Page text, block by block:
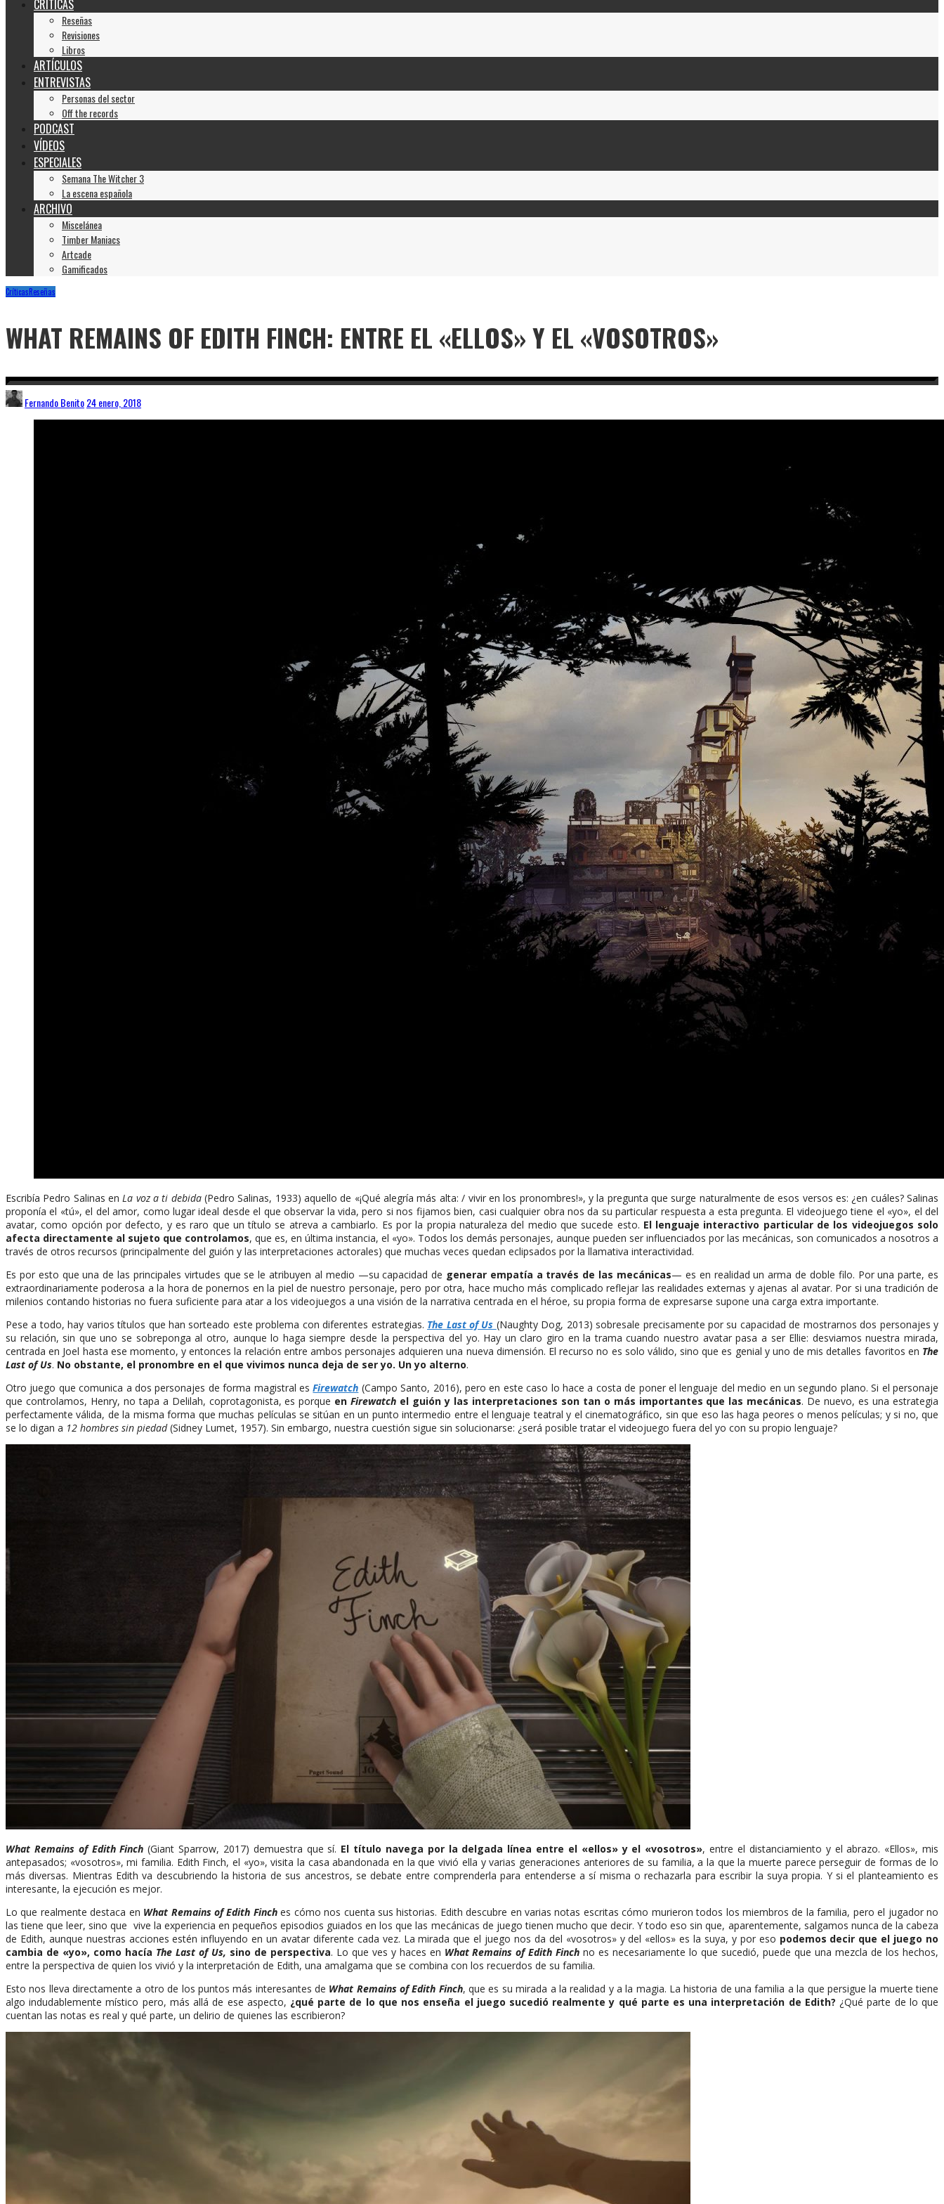
CRÍTICAS
Reseñas
Revisiones
Libros
ARTÍCULOS
ENTREVISTAS
Personas del sector
Off the records
PODCAST
VÍDEOS
ESPECIALES
Semana The Witcher 3
La escena española
ARCHIVO
Miscelánea
Timber Maniacs
Artcade
Gamificados
CríticasReseñas
WHAT REMAINS OF EDITH FINCH: ENTRE EL «ELLOS» Y EL «VOSOTROS»
Fernando Benito24 enero, 2018
Escribía Pedro Salinas en La voz a ti debida(Pedro Salinas, 1933) aquello de «¡Qué alegría más alta: / vivir en los pronombres!», y la pregunta que surge naturalmente de esos versos es: ¿en cuáles? Salinas
proponía el «tú», el del amor, como lugar ideal desde el que observar la vida, pero si nos fijamos bien, casi cualquier obra nos da su particular respuesta a esta pregunta. El videojuego tiene el «yo», el del
avatar, como opción por defecto, y es raro que un título se atreva a cambiarlo. Es por la propia naturaleza del medio que sucede esto. El lenguaje interactivo particular de los videojuegos solo
afecta directamente al sujeto que controlamos, que es, en última instancia, el «yo». Todos los demás personajes, aunque pueden ser influenciados por las mecánicas, son comunicados a nosotros a
través de otros recursos (principalmente del guión y las interpretaciones actorales) que muchas veces quedan eclipsados por la llamativa interactividad.
Es por esto que una de las principales virtudes que se le atribuyen al medio —su capacidad de generar empatía a través de las mecánicas— es en realidad un arma de doble filo. Por una parte, es
extraordinariamente poderosa a la hora de ponernos en la piel de nuestro personaje, pero por otra, hace mucho más complicado reflejar las realidades externas y ajenas al avatar. Por si una tradición de
milenios contando historias no fuera suficiente para atar a los videojuegos a una visión de la narrativa centrada en el héroe, su propia forma de expresarse supone una carga extra importante.
Pese a todo, hay varios títulos que han sorteado este problema con diferentes estrategias. The Last of Us (Naughty Dog, 2013) sobresale precisamente por su capacidad de mostrarnos dos personajes y
su relación, sin que uno se sobreponga al otro, aunque lo haga siempre desde la perspectiva del yo. Hay un claro giro en la trama cuando nuestro avatar pasa a ser Ellie: desviamos nuestra mirada,
centrada en Joel hasta ese momento, y entonces la relación entre ambos personajes adquieren una nueva dimensión. El recurso no es solo válido, sino que es genial y uno de mis detalles favoritos en The
Last of Us. No obstante, el pronombre en el que vivimos nunca deja de ser yo. Un yo alterno.
Otro juego que comunica a dos personajes de forma magistral esFirewatch (Campo Santo, 2016), pero en este caso lo hace a costa de poner el lenguaje del medio en un segundo plano. Si el personaje
que controlamos, Henry, no tapa a Delilah, coprotagonista, es porque enFirewatch el guión y las interpretaciones son tan o más importantes que las mecánicas. De nuevo, es una estrategia
perfectamente válida, de la misma forma que muchas películas se sitúan en un punto intermedio entre el lenguaje teatral y el cinematográfico, sin que eso las haga peores o menos películas; y si no, que
se lo digan a 12 hombres sin piedad(Sidney Lumet, 1957). Sin embargo, nuestra cuestión sigue sin solucionarse: ¿será posible tratar el videojuego fuera del yo con su propio lenguaje?
What Remains of Edith Finch (Giant Sparrow, 2017) demuestra que sí. El título navega por la delgada línea entre el «ellos» y el «vosotros», entre el distanciamiento y el abrazo. «Ellos», mis
antepasados; «vosotros», mi familia. Edith Finch, el «yo», visita la casa abandonada en la que vivió ella y varias generaciones anteriores de su familia, a la que la muerte parece perseguir de formas de lo
más diversas. Mientras Edith va descubriendo la historia de sus ancestros, se debate entre comprenderla para entenderse a sí misma o rechazarla para escribir la suya propia. Y si el planteamiento es
interesante, la ejecución es mejor.
Lo que realmente destaca en What Remains of Edith Finches cómo nos cuenta sus historias. Edith descubre en varias notas escritas cómo murieron todos los miembros de la familia, pero el jugador no
las tiene que leer, sino que vive la experiencia en pequeños episodios guiados en los que las mecánicas de juego tienen mucho que decir. Y todo eso sin que, aparentemente, salgamos nunca de la cabeza
de Edith, aunque nuestras acciones estén influyendo en un avatar diferente cada vez. La mirada que el juego nos da del «vosotros» y del «ellos» es la suya, y por eso podemos decir que el juego no
cambia de «yo», como hacía The Last of Us, sino de perspectiva. Lo que ves y haces en What Remains of Edith Finchno es necesariamente lo que sucedió, puede que una mezcla de los hechos,
entre la perspectiva de quien los vivió y la interpretación de Edith, una amalgama que se combina con los recuerdos de su familia.
Esto nos lleva directamente a otro de los puntos más interesantes de What Remains of Edith Finch, que es su mirada a la realidad y a la magia. La historia de una familia a la que persigue la muerte tiene
algo indudablemente místico pero, más allá de ese aspecto, ¿qué parte de lo que nos enseña el juego sucedió realmente y qué parte es una interpretación de Edith? ¿Qué parte de lo que
cuentan las notas es real y qué parte, un delirio de quienes las escribieron?